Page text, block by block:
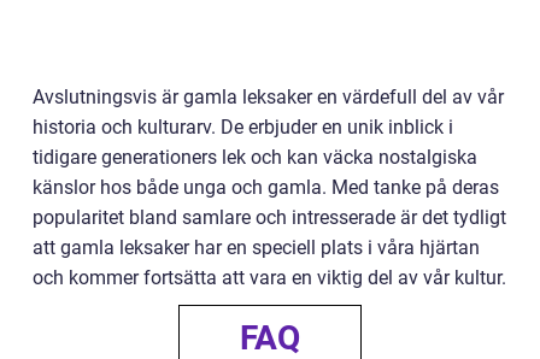
Avslutningsvis är gamla leksaker en värdefull del av vår
historia och kulturarv. De erbjuder en unik inblick i
tidigare generationers lek och kan väcka nostalgiska
känslor hos både unga och gamla. Med tanke på deras
popularitet bland samlare och intresserade är det tydligt
att gamla leksaker har en speciell plats i våra hjärtan
och kommer fortsätta att vara en viktig del av vår kultur.
FAQ